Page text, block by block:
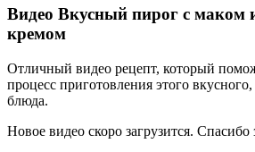
Видео Вкусный пирог с маком
кремом
Отличный видео рецепт, который
процесс приготовления этого
блюда.
Новое видео скоро загрузится.